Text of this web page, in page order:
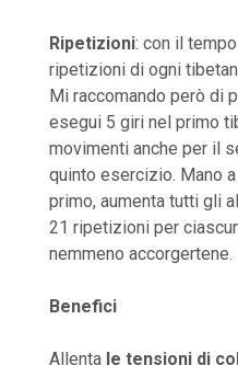
Ripetizioni: con il
ripetizioni di ogni
Mi raccomando però di
esegui 5 giri nel primo
movimenti anche per il
quinto esercizio. Mano
primo, aumenta tutti gli
21 ripetizioni per
nemmeno accorgertene.
Benefici
Allenta le tensioni di